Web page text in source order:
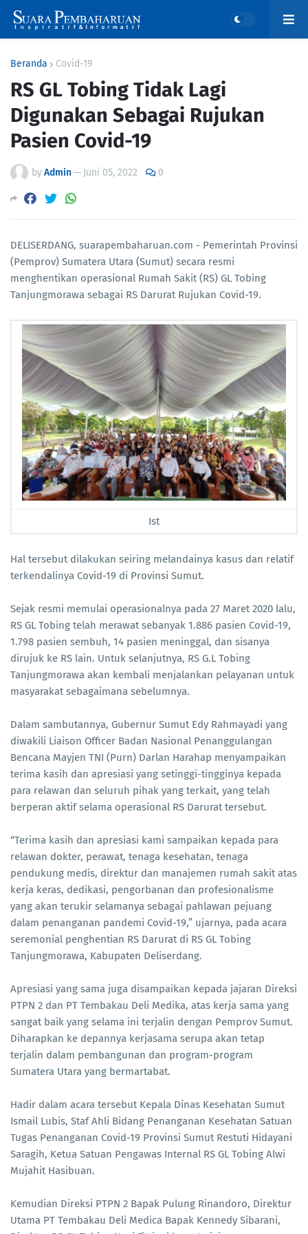
Beranda Covid-19
RS GL Tobing Tidak Lagi
Digunakan Sebagai Rujukan
Pasien Covid-19
byAdmin— Juni 05, 2022 0
DELISERDANG, suarapembaharuan.com - Pemerintah Provinsi
(Pemprov) Sumatera Utara (Sumut) secara resmi
menghentikan operasional Rumah Sakit (RS) GL Tobing
Tanjungmorawa sebagai RS Darurat Rujukan Covid-19.
Ist
Hal tersebut dilakukan seiring melandainya kasus dan relatif
terkendalinya Covid-19 di Provinsi Sumut.
Sejak resmi memulai operasionalnya pada 27 Maret 2020 lalu,
RS GL Tobing telah merawat sebanyak 1.886 pasien Covid-19,
1.798 pasien sembuh, 14 pasien meninggal, dan sisanya
dirujuk ke RS lain. Untuk selanjutnya, RS G.L Tobing
Tanjungmorawa akan kembali menjalankan pelayanan untuk
masyarakat sebagaimana sebelumnya.
Dalam sambutannya, Gubernur Sumut Edy Rahmayadi yang
diwakili Liaison Officer Badan Nasional Penanggulangan
Bencana Mayjen TNI (Purn) Darlan Harahap menyampaikan
terima kasih dan apresiasi yang setinggi-tingginya kepada
para relawan dan seluruh pihak yang terkait, yang telah
berperan aktif selama operasional RS Darurat tersebut.
“Terima kasih dan apresiasi kami sampaikan kepada para
relawan dokter, perawat, tenaga kesehatan, tenaga
pendukung medis, direktur dan manajemen rumah sakit atas
kerja keras, dedikasi, pengorbanan dan profesionalisme
yang akan terukir selamanya sebagai pahlawan pejuang
dalam penanganan pandemi Covid-19,” ujarnya, pada acara
seremonial penghentian RS Darurat di RS GL Tobing
Tanjungmorawa, Kabupaten Deliserdang.
Apresiasi yang sama juga disampaikan kepada jajaran Direksi
PTPN 2 dan PT Tembakau Deli Medika, atas kerja sama yang
sangat baik yang selama ini terjalin dengan Pemprov Sumut.
Diharapkan ke depannya kerjasama serupa akan tetap
terjalin dalam pembangunan dan program-program
Sumatera Utara yang bermartabat.
Hadir dalam acara tersebut Kepala Dinas Kesehatan Sumut
Ismail Lubis, Staf Ahli Bidang Penanganan Kesehatan Satuan
Tugas Penanganan Covid-19 Provinsi Sumut Restuti Hidayani
Saragih, Ketua Satuan Pengawas Internal RS GL Tobing Alwi
Mujahit Hasibuan.
Kemudian Direksi PTPN 2 Bapak Pulung Rinandoro, Direktur
Utama PT Tembakau Deli Medica Bapak Kennedy Sibarani,